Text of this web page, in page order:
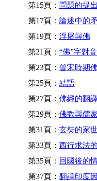
第15頁： 問題的提出
第17頁： 論述中的
第19頁： 浮屠與佛
第21頁： “佛”字對
第23頁： 晉宋時期
第25頁： 結語
第27頁： 佛經的翻
第29頁： 佛教與儒
第31頁： 玄奘的家
第33頁： 西行求法
第35頁： 回國後的
第37頁： 翻譯印度